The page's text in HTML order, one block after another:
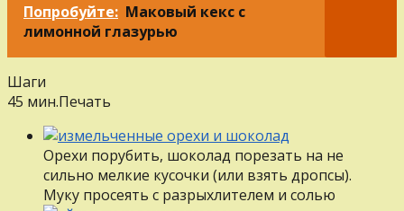
Попробуйте: Маковый кекс с
лимонной глазурью
Шаги
45 мин.Печать
Орехи порубить, шоколад порезать на не
сильно мелкие кусочки (или взять дропсы).
Муку просеять с разрыхлителем и солью